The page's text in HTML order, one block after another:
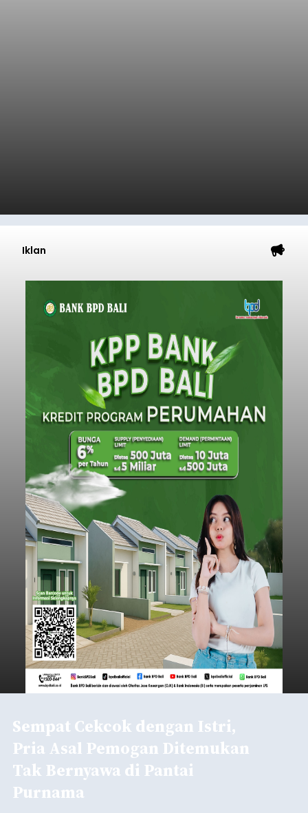
Iklan
Sempat Cekcok dengan Istri,
Pria Asal Pemogan Ditemukan
Tak Bernyawa di Pantai
Purnama